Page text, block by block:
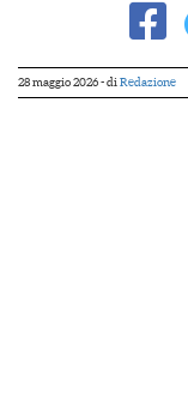
28 maggio 2026- di Redazione